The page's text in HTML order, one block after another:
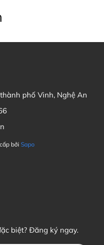
phố Vinh, Nghệ An
bởi Sapo
biệt? Đăng ký ngay.